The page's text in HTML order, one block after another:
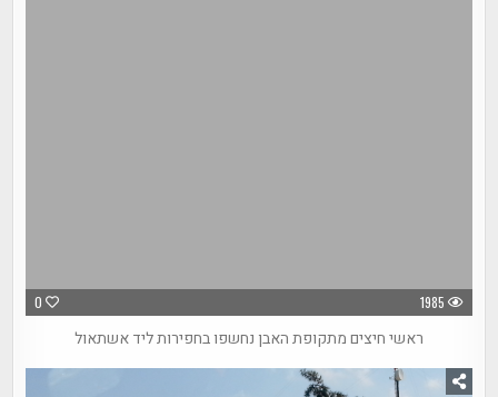
0 1985
ראשי חיצים מתקופת האבן נחשפו בחפירות ליד אשתאול